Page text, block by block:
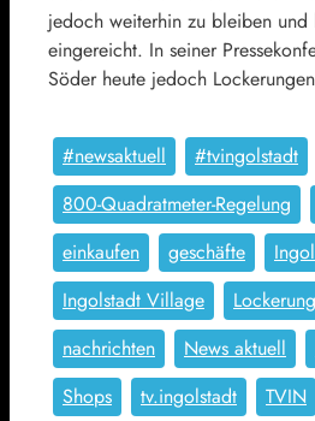
jedoch weiterhin zu bleiben und
eingereicht. In seiner
Söder heute jedoch
#newsaktuell
#tvingolstadt
800-Quadratmeter-Regelung
einkaufen
geschäfte
Ingolstadt Village
nachrichten
News aktuell
Shops
tv.ingolstadt TVIN